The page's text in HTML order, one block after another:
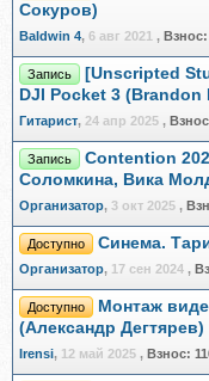
Сокуров)
Baldwin 4, 6 авг 2021 , Взнос:
Запись
[Unscripted
DJI Pocket 3 (Brandon
Гитарист, 24 апр 2025 ,
Запись
Contention
Соломкина, Вика
Организатор, 3 окт 2025 ,
Доступно Синема.
Организатор, 17 сен 2024 ,
Доступно
Монтаж
(Александр Дегтярев)
Irensi, 12 май 2025 , Взнос: